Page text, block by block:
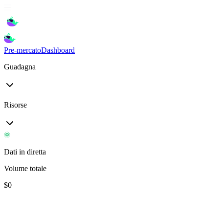
Pre-mercatoDashboard
Guadagna
Risorse
Dati in diretta
Volume totale
$0